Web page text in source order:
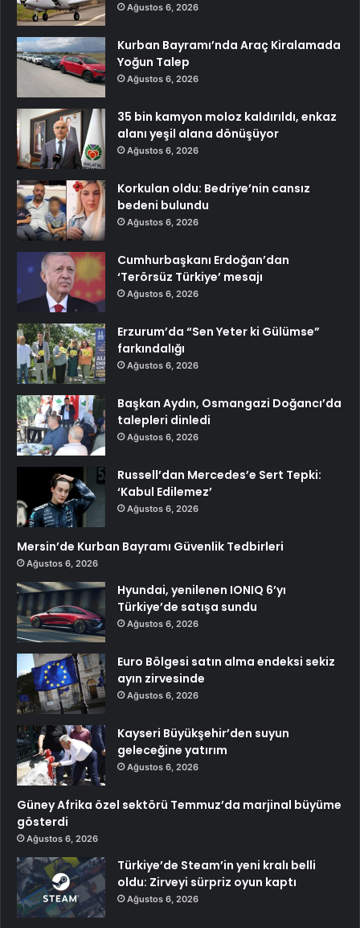
Ağustos 6, 2026
Kurban Bayramı’nda Araç Kiralamada
Yoğun Talep
Ağustos 6, 2026
35 bin kamyon moloz kaldırıldı, enkaz
alanı yeşil alana dönüşüyor
Ağustos 6, 2026
Korkulan oldu: Bedriye’nin cansız
bedeni bulundu
Ağustos 6, 2026
Cumhurbaşkanı Erdoğan’dan
‘Terörsüz Türkiye’ mesajı
Ağustos 6, 2026
Erzurum’da “Sen Yeter ki Gülümse”
farkındalığı
Ağustos 6, 2026
Başkan Aydın, Osmangazi Doğancı’da
talepleri dinledi
Ağustos 6, 2026
Russell’dan Mercedes’e Sert Tepki:
‘Kabul Edilemez’
Ağustos 6, 2026
Mersin’de Kurban Bayramı Güvenlik Tedbirleri
Ağustos 6, 2026
Hyundai, yenilenen IONIQ 6’yı
Türkiye’de satışa sundu
Ağustos 6, 2026
Euro Bölgesi satın alma endeksi sekiz
ayın zirvesinde
Ağustos 6, 2026
Kayseri Büyükşehir’den suyun
geleceğine yatırım
Ağustos 6, 2026
Güney Afrika özel sektörü Temmuz’da marjinal büyüme
gösterdi
Ağustos 6, 2026
Türkiye’de Steam’in yeni kralı belli
oldu: Zirveyi sürpriz oyun kaptı
Ağustos 6, 2026